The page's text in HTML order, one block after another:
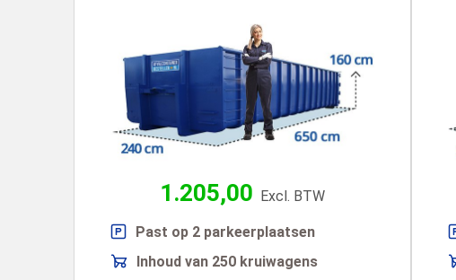
1.205,00 Excl. BTW
Past op 2 parkeerplaatsen
Inhoud van 250 kruiwagens